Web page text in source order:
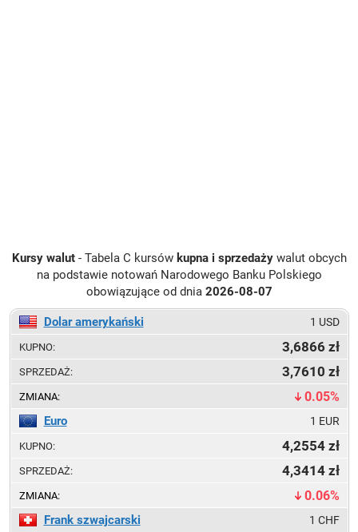
Kursy walut- Tabela C kursów kupna i sprzedażywalut obcych
na podstawie notowań Narodowego Banku Polskiego
obowiązujące od dnia 2026-08-07
Dolar amerykański 1 USD
3,6866
3,7610
0.05%
Euro 1 EUR
4,2554
4,3414
0.06%
Frank szwajcarski 1 CHF